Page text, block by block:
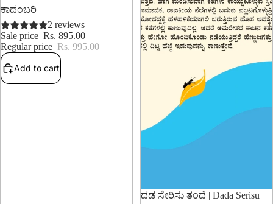
ಕಾದಂಬರಿ
2 reviews
Sale price Rs. 895.00
Regular price Rs. 995.00
Add to cart
10% OFF
ದಡ ಸೇರಿಸು ತಂದೆ | Dada Serisu